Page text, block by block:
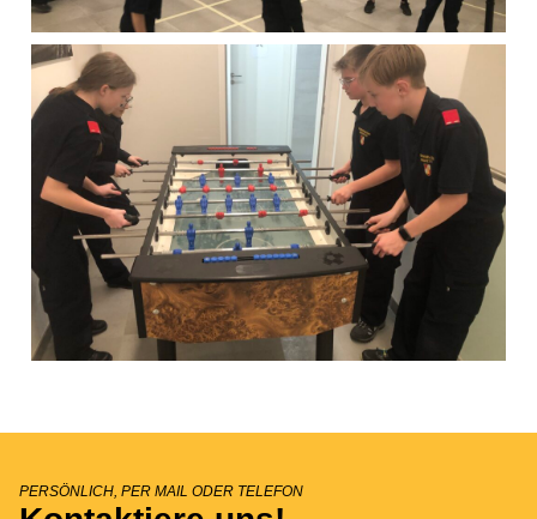
PERSÖNLICH, PER MAIL ODER TELEFON